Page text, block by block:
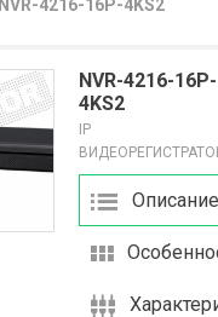
NVR-4216-16P-4KS2
NVR-4216-16P-
4KS2
IP
Описание